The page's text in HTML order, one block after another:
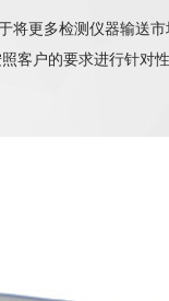
更多检测仪器输送市
客户的要求进行针对